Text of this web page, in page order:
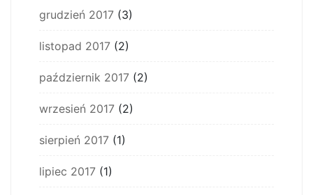
grudzień 2017 (3)
listopad 2017 (2)
październik 2017 (2)
wrzesień 2017 (2)
sierpień 2017 (1)
lipiec 2017 (1)